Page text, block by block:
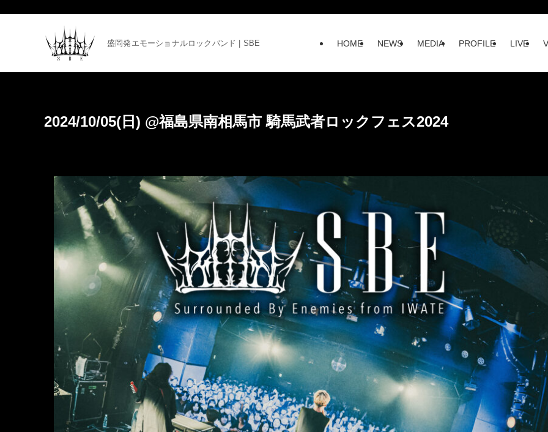
盛岡発エモーショナルロックバンド | SBE HOME NEWS MEDIA PROFILE LIVE
2024/10/05(日) @福島県南相馬市 騎馬武者ロックフェス2024